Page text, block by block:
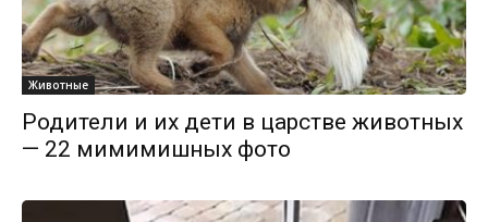
Животные
Родители и их дети в царстве животных
— 22 мимимишных фото